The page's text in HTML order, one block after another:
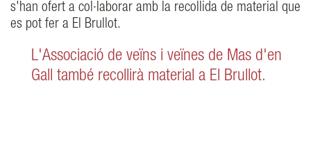
s'han ofert a col·laborar amb la recollida de material que
es pot fer a El Brullot.
L'Associació de veïns i veïnes de Mas d'en
Gall també recollirà material a El Brullot.